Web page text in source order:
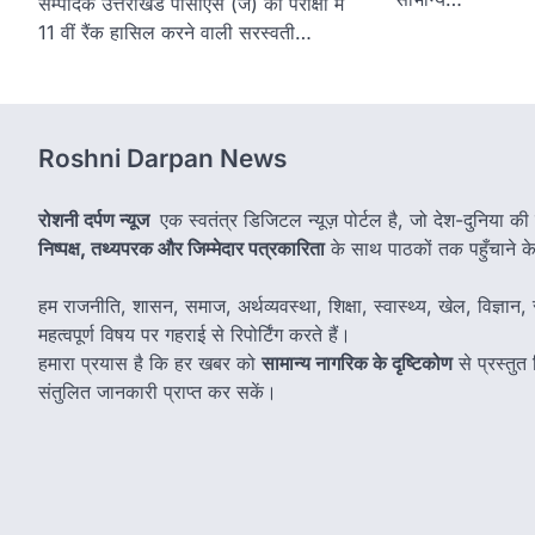
11 वीं रैंक हासिल करने वाली सरस्वती…
Roshni Darpan News
रोशनी दर्पण न्यूज एक स्वतंत्र डिजिटल न्यूज़ पोर्टल है, जो देश-दुनिया की
निष्पक्ष, तथ्यपरक और जिम्मेदार पत्रकारिताके साथ पाठकों तक पहुँचाने के
हम राजनीति, शासन, समाज, अर्थव्यवस्था, शिक्षा, स्वास्थ्य, खेल,
महत्वपूर्ण विषय पर गहराई से रिपोर्टिंग करते हैं।
हमारा प्रयास है कि हर खबर कोसामान्य नागरिक के दृष्टिकोणसे प्रस्तुत
संतुलित जानकारी प्राप्त कर सकें।